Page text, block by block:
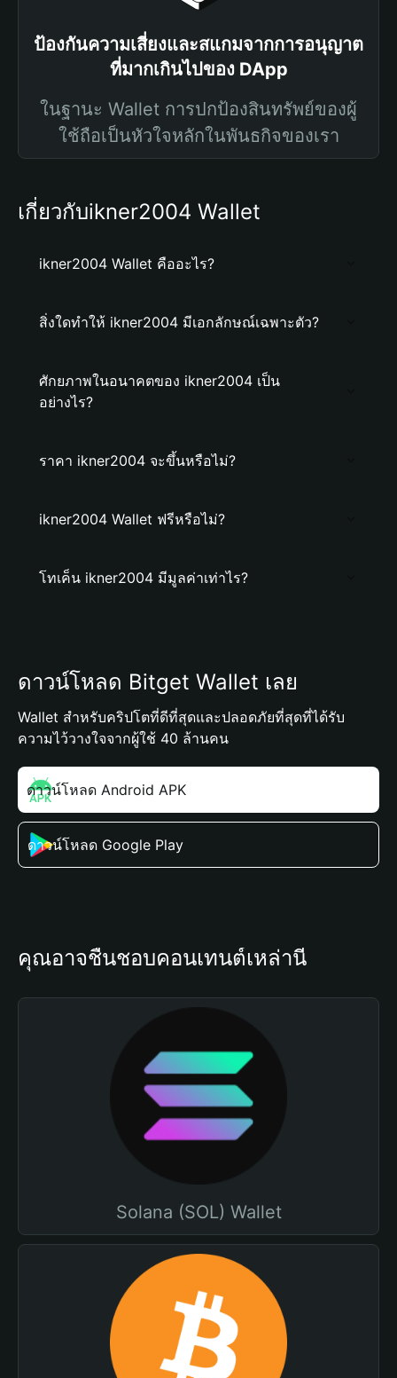
ป้องกันความเสี่ยงและสแกมจากการอนุญาต
ที่มากเกินไปของ DApp
ในฐานะ Wallet การปกป้องสินทรัพย์ของผู้
ใช้ถือเป็นหัวใจหลักในพันธกิจของเรา
เกี่ยวกับikner2004 Wallet
ikner2004 Wallet คืออะไร?
สิ่งใดทำให้ ikner2004 มีเอกลักษณ์เฉพาะตัว?
ศักยภาพในอนาคตของ ikner2004 เป็น
อย่างไร?
ราคา ikner2004 จะขึ้นหรือไม่?
ikner2004 Wallet ฟรีหรือไม่?
โทเค็น ikner2004 มีมูลค่าเท่าไร?
ดาวน์โหลด Bitget Wallet เลย
Wallet สำหรับคริปโตที่ดีที่สุดและปลอดภัยที่สุดที่ได้รับ
ความไว้วางใจจากผู้ใช้ 40 ล้านคน
ดาวน์โหลด Android APK
ดาวน์โหลด Google Play
คุณอาจชื่นชอบคอนเทนต์เหล่านี้
Solana (SOL) Wallet